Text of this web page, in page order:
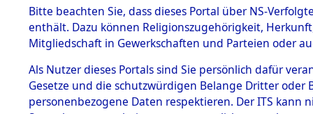
BESTÄNDE
1.
mente
5. Verschiedenes
5.3
Bitte beachten Sie, dass dieses Portal über NS-
enthält. Dazu können Religionszugehörigkeit,
Mitgliedschaft in Gewerkschaften und Parteien oder
Als Nutzer dieses Portals sind Sie persönlich dafür
Gesetze und die schutzwürdigen Belange Dritter
personenbezogene Daten respektieren. Der ITS